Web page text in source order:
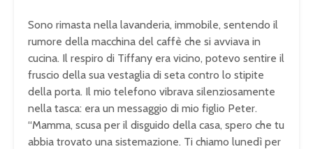
Sono rimasta nella lavanderia, immobile, sentendo il
rumore della macchina del caffè che si avviava in
cucina. Il respiro di Tiffany era vicino, potevo sentire il
fruscio della sua vestaglia di seta contro lo stipite
della porta. Il mio telefono vibrava silenziosamente
nella tasca: era un messaggio di mio figlio Peter.
“Mamma, scusa per il disguido della casa, spero che tu
abbia trovato una sistemazione. Ti chiamo lunedì per